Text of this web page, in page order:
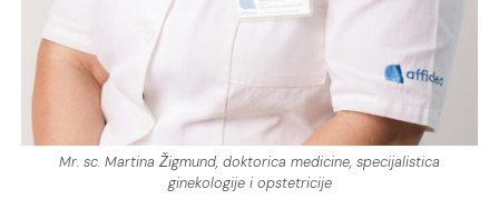
Mr. sc. Martina Žigmund, doktorica medicine, specijalistica
ginekologije i opstetricije